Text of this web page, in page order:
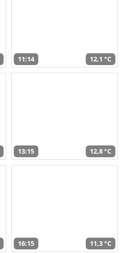
11:14 12,1 °C
13:15 12,8 °C
16:15 11,3 °C